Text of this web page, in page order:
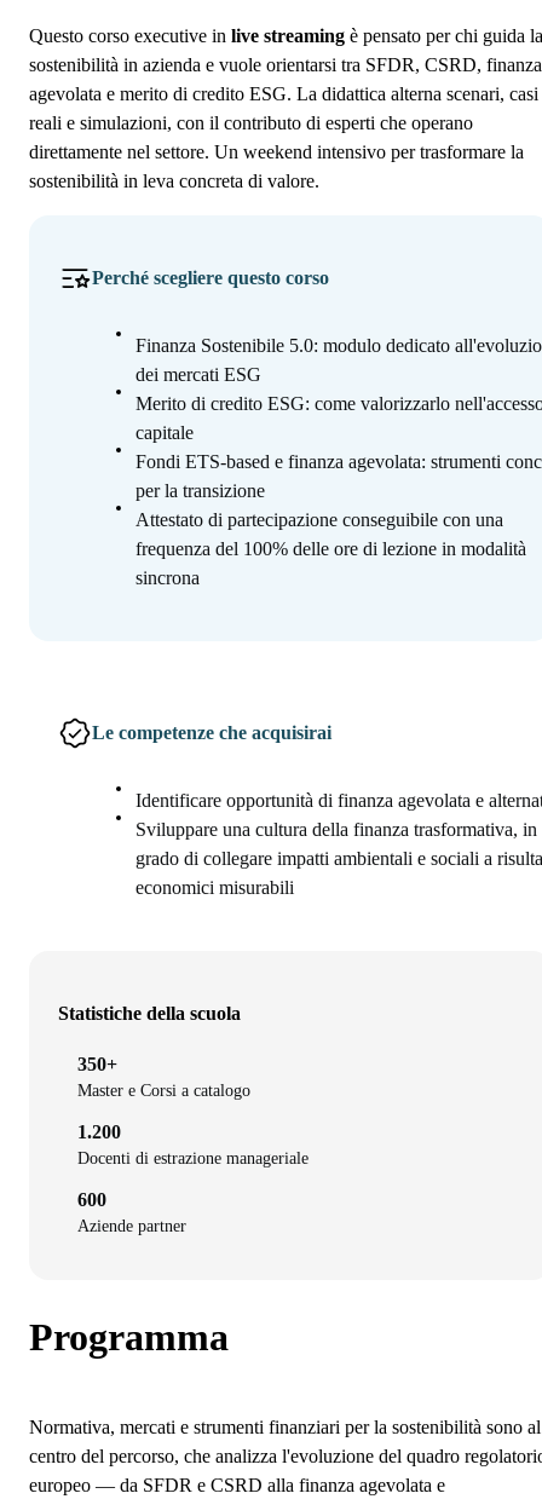
Questo corso executive in live streaming è pensato per chi guida la
sostenibilità in azienda e vuole orientarsi tra SFDR, CSRD, finanza
agevolata e merito di credito ESG. La didattica alterna scenari, casi
reali e simulazioni, con il contributo di esperti che operano
direttamente nel settore. Un weekend intensivo per trasformare la
sostenibilità in leva concreta di valore.
Perché scegliere questo corso
Finanza Sostenibile 5.0: modulo dedicato
dei mercati ESG
Merito di credito ESG: come valorizzarlo
capitale
Fondi ETS-based e finanza agevolata: strumenti
per la transizione
Attestato di partecipazione conseguibile con una
frequenza del 100% delle ore di lezione in modalità
sincrona
Le competenze che acquisirai
Identificare opportunità di finanza agevolata e
Sviluppare una cultura della finanza trasformativa, in
grado di collegare impatti ambientali e sociali a
economici misurabili
Statistiche della scuola
350+
Master e Corsi a catalogo
1.200
Docenti di estrazione manageriale
600
Aziende partner
Programma
Normativa, mercati e strumenti finanziari per la sostenibilità sono al
centro del percorso, che analizza l'evoluzione del quadro
europeo — da SFDR e CSRD alla finanza agevolata e